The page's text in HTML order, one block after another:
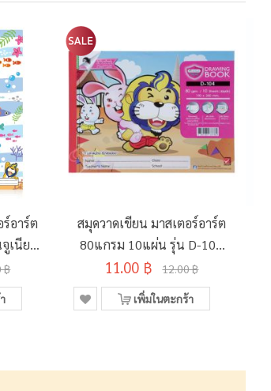
อาร์ต
เนียร์
มม.
฿
สมุดวาดเขียน มาสเตอร์อาร์ต
80แกรม 10แผ่น รุ่น D-104
คละลาย 190x260มม.
11.00 ฿ 12.00 ฿
เพิ่มในตะกร้า